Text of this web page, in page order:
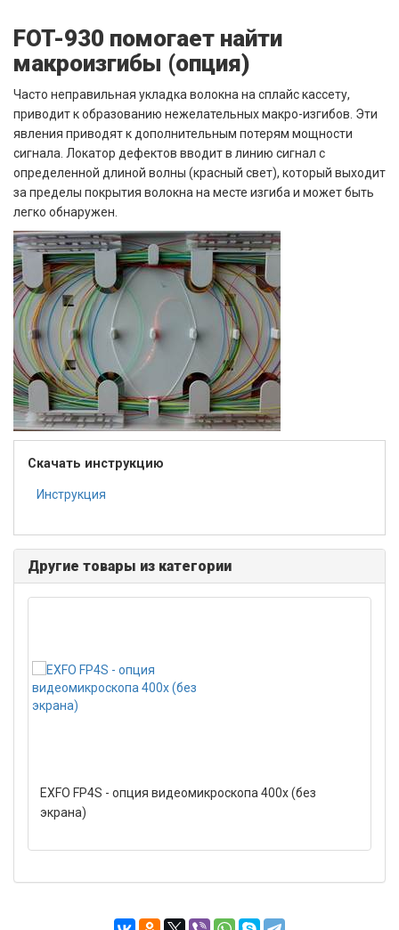
FOT-930 помогает найти
макроизгибы (опция)
Часто неправильная укладка волокна на сплайс кассету,
приводит к образованию нежелательных макро-изгибов. Эти
явления приводят к дополнительным потерям мощности
сигнала. Локатор дефектов вводит в линию сигнал с
определенной длиной волны (красный свет), который выходит
за пределы покрытия волокна на месте изгиба и может быть
легко обнаружен.
Скачать инструкцию
Инструкция
Другие товары из категории
EXFO FP4S - опция видеомикроскопа 400x (без
экрана)